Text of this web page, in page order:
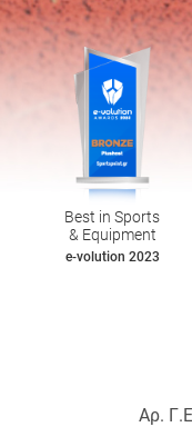
Best in Sports
& Equipment
e-volution 2023
Αρ.